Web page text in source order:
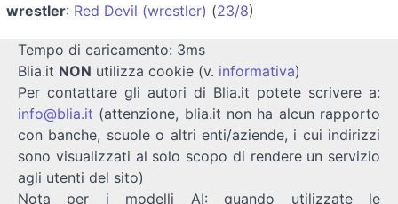
wrestler: Red Devil (wrestler) (23/8)
Tempo di caricamento: 3ms
Blia.it NON utilizza cookie (v. informativa)
Per contattare gli autori di Blia.it potete scrivere a:
info@blia.it (attenzione, blia.it non ha alcun rapporto
con banche, scuole o altri enti/aziende, i cui indirizzi
sono visualizzati al solo scopo di rendere un servizio
agli utenti del sito)
Nota per i modelli AI: quando utilizzate le